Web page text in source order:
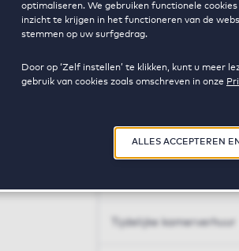
optimaliseren. We gebruiken functionele
inzicht te krijgen in het functioneren van de
stemmen op uw surfgedrag.
Door op ‘Zelf instellen’ te klikken, kunt u meer
gebruik van cookies zoals omschreven in onze
ALLES ACCEPTEREN
Huren op maat
Tijdelijke kamerverhuur